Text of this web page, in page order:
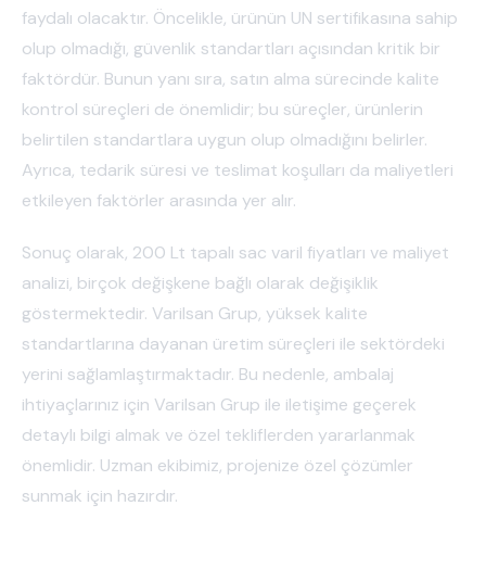
faydalı olacaktır. Öncelikle, ürünün UN sertifikasına sahip
olup olmadığı, güvenlik standartları açısından kritik bir
faktördür. Bunun yanı sıra, satın alma sürecinde kalite
kontrol süreçleri de önemlidir; bu süreçler, ürünlerin
belirtilen standartlara uygun olup olmadığını belirler.
Ayrıca, tedarik süresi ve teslimat koşulları da maliyetleri
etkileyen faktörler arasında yer alır.
Sonuç olarak, 200 Lt tapalı sac varil fiyatları ve maliyet
analizi, birçok değişkene bağlı olarak değişiklik
göstermektedir. Varilsan Grup, yüksek kalite
standartlarına dayanan üretim süreçleri ile sektördeki
yerini sağlamlaştırmaktadır. Bu nedenle, ambalaj
ihtiyaçlarınız için Varilsan Grup ile iletişime geçerek
detaylı bilgi almak ve özel tekliflerden yararlanmak
önemlidir. Uzman ekibimiz, projenize özel çözümler
sunmak için hazırdır.